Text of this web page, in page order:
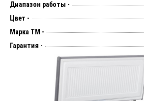
Диапазон работы -
Цвет -
Марка ТМ -
Гарантия -